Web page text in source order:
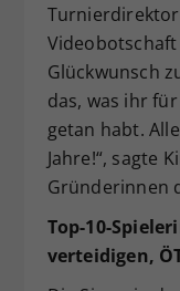
Glückwunsch
das, was ihr
getan habt.
Jahre!“, sagte
Gründerinnen
Top-10-
verteidigen,